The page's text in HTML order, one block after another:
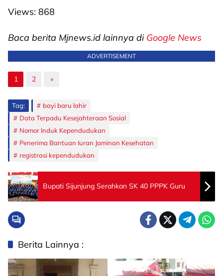
Views: 868
Baca berita Mjnews.id lainnya di Google News
ADVERTISEMENT
1 2 »
Tag:
bayi baru lahir
Data Terpadu Kesejahteraan Sosial
Nomor Induk Kependudukan
Penerima Bantuan Iuran Jaminan Kesehatan
registrasi kependudukan
Bupati Sijunjung Serahkan SK 40 PPPK Guru
Berita Lainnya :